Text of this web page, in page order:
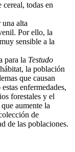
todas en
alta
Por ello, la
sensible a la
para la Testudo
la población
que causan
enfermedades,
forestales y el
aumente la
de
de las poblaciones.